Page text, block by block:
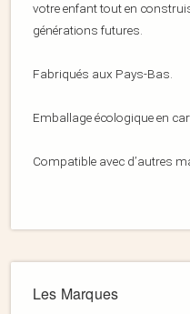
votre enfant tout en
générations futures.
Fabriqués aux Pays-Bas.
Emballage écologique en
Compatible avec d’autres
Les Marques